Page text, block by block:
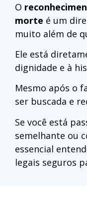
O
morte é um
muito além de
Ele está
dignidade e à
Mesmo após o
ser buscada e
Se você está
semelhante ou
essencial
legais seguros